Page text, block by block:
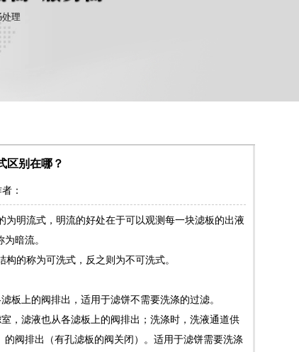
区别在哪？
：
明流式，明流的好处在于可以观测每一块滤板的出液
暗流。
的称为可洗式，反之则为不可洗式。
上的阀排出，适用于滤饼不需要洗涤的过滤。
，滤液也从各滤板上的阀排出；洗涤时，洗液通道供
阀排出（有孔滤板的阀关闭）。适用于滤饼需要洗涤